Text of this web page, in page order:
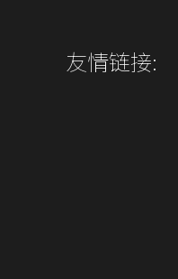
友情链接: